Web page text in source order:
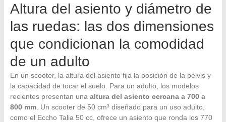
Altura del asiento y diámetro de
las ruedas: las dos dimensiones
que condicionan la comodidad
de un adulto
En un scooter, la altura del asiento fija la posición de la pelvis y
la capacidad de tocar el suelo. Para un adulto, los modelos
recientes presentan una altura del asiento cercana a 700 a
800 mm. Un scooter de 50 cm³ diseñado para un uso adulto,
como el Eccho Talia 50 cc, ofrece un asiento que ronda los 770